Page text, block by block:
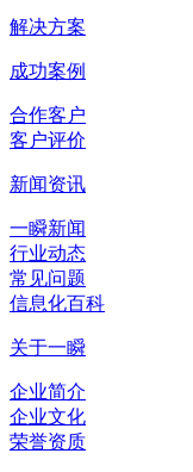
解决方案
成功案例
合作客户
客户评价
新闻资讯
一瞬新闻
行业动态
常见问题
信息化百科
关于一瞬
企业简介
企业文化
荣誉资质